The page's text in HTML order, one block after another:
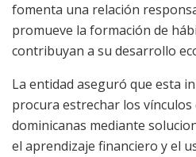
fomenta una relación
promueve la formación de
contribuyan a su desarrollo
La entidad aseguró que esta
procura estrechar los vínculos
dominicanas mediante
el aprendizaje financiero y el